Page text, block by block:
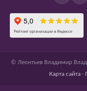
© Леонтьев Владимир
Карта сайта·